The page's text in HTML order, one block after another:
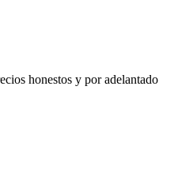
honestos y por adelantado